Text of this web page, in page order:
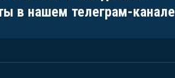
в нашем телеграм-канале